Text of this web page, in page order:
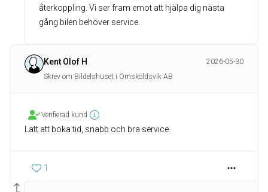
återkoppling. Vi ser fram emot att hjälpa dig nästa
gång bilen behöver service.
Kent Olof H
2026-05-30
Skrev om Bildelshuset i Örnsköldsvik AB
Verifierad kund
Lätt att boka tid, snabb och bra service.
1